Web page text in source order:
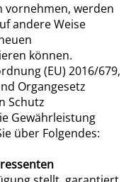
vornehmen, werden
andere Weise
können.
(EU) 2016/679,
Organgesetz
Schutz
Gewährleistung
über Folgendes: